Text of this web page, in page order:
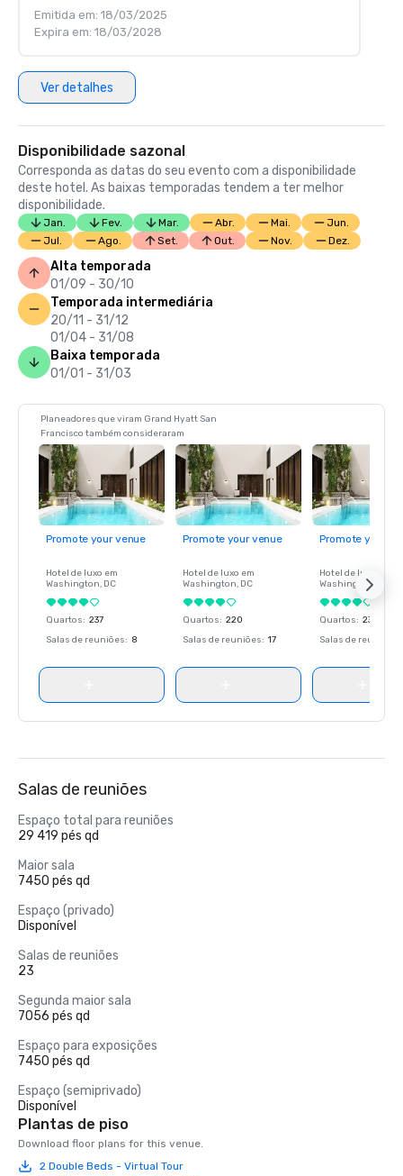
Emitida em: 18/03/2025
Expira em: 18/03/2028
Ver detalhes
Disponibilidade sazonal
Corresponda as datas do seu evento com a disponibilidade
deste hotel. As baixas temporadas tendem a ter melhor
disponibilidade.
Jan. Fev. Mar. Abr. Mai.
Jun.
Jul.
Ago. Set. Out. Nov. Dez.
Alta temporada
01/09 - 30/10
Temporada intermediária
20/11 - 31/12
01/04 - 31/08
Baixa temporada
01/01 - 31/03
Planeadores que viram Grand Hyatt San
Francisco também consideraram
Promote your venue
Hotel de luxo em
Washington, DC
Quartos: 237
Salas de reuniões: 8
Promote your venue
Hotel de luxo em
Washington, DC
Quartos: 220
Salas de reuniões: 17
Promote your
Hotel de luxo em
Washington
Quartos: 237
Salas de reuniões
Salas de reuniões
Espaço total para reuniões
29 419 pés qd
Maior sala
7450 pés qd
Espaço (privado)
Disponível
Salas de reuniões
23
Segunda maior sala
7056 pés qd
Espaço para exposições
7450 pés qd
Espaço (semiprivado)
Disponível
Plantas de piso
Download floor plans for this venue.
2 Double Beds - Virtual Tour